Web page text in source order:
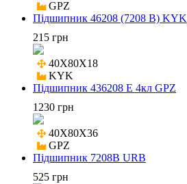
GPZ
Підшипник 46208 (7208 B) KYK
215 грн
40X80X18
KYK
Підшипник 436208 Е 4кл GPZ
1230 грн
40X80X36
GPZ
Підшипник 7208B URB
525 грн